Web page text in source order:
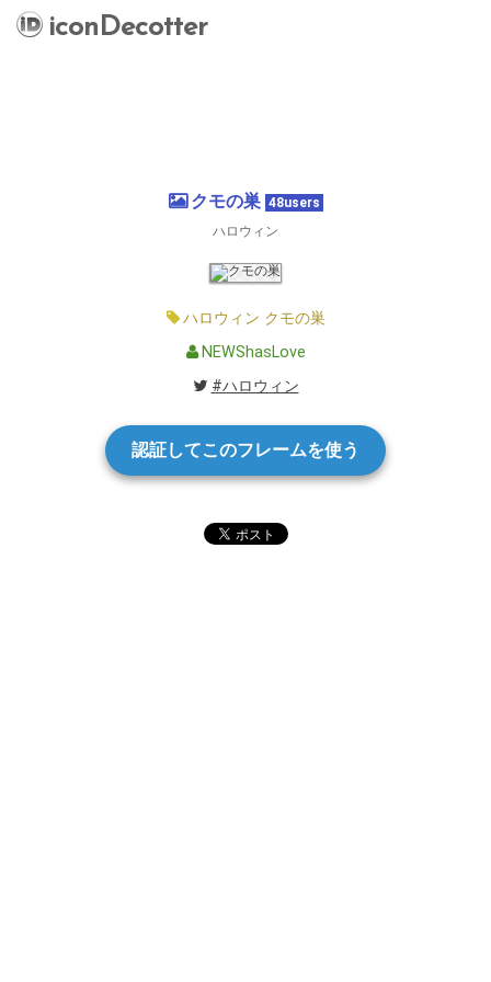
iconDecotter
クモの巣 48users
ハロウィン
ハロウィン クモの巣
NEWShasLove
#ハロウィン
認証してこのフレームを使う